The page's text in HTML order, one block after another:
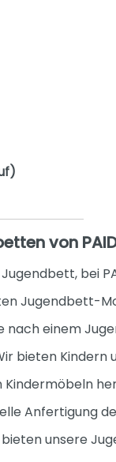
von
bei
Jugendbett-
nach einem
bieten
Anfertigung
unsere